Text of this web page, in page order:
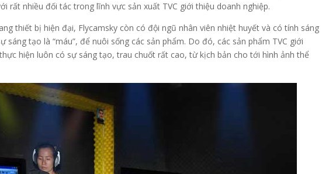
rất nhiều đối tác trong lĩnh vực sản xuất TVC giới thiệu doanh nghiệp.
thiết bị hiện đại, Flycamsky còn có đội ngũ nhân viên nhiệt huyết và có tính sáng
sáng tạo là “máu”, để nuôi sống các sản phẩm. Do đó, các sản phẩm TVC giới
hiện luôn có sự sáng tạo, trau chuốt rất cao, từ kịch bản cho tới hình ảnh thể